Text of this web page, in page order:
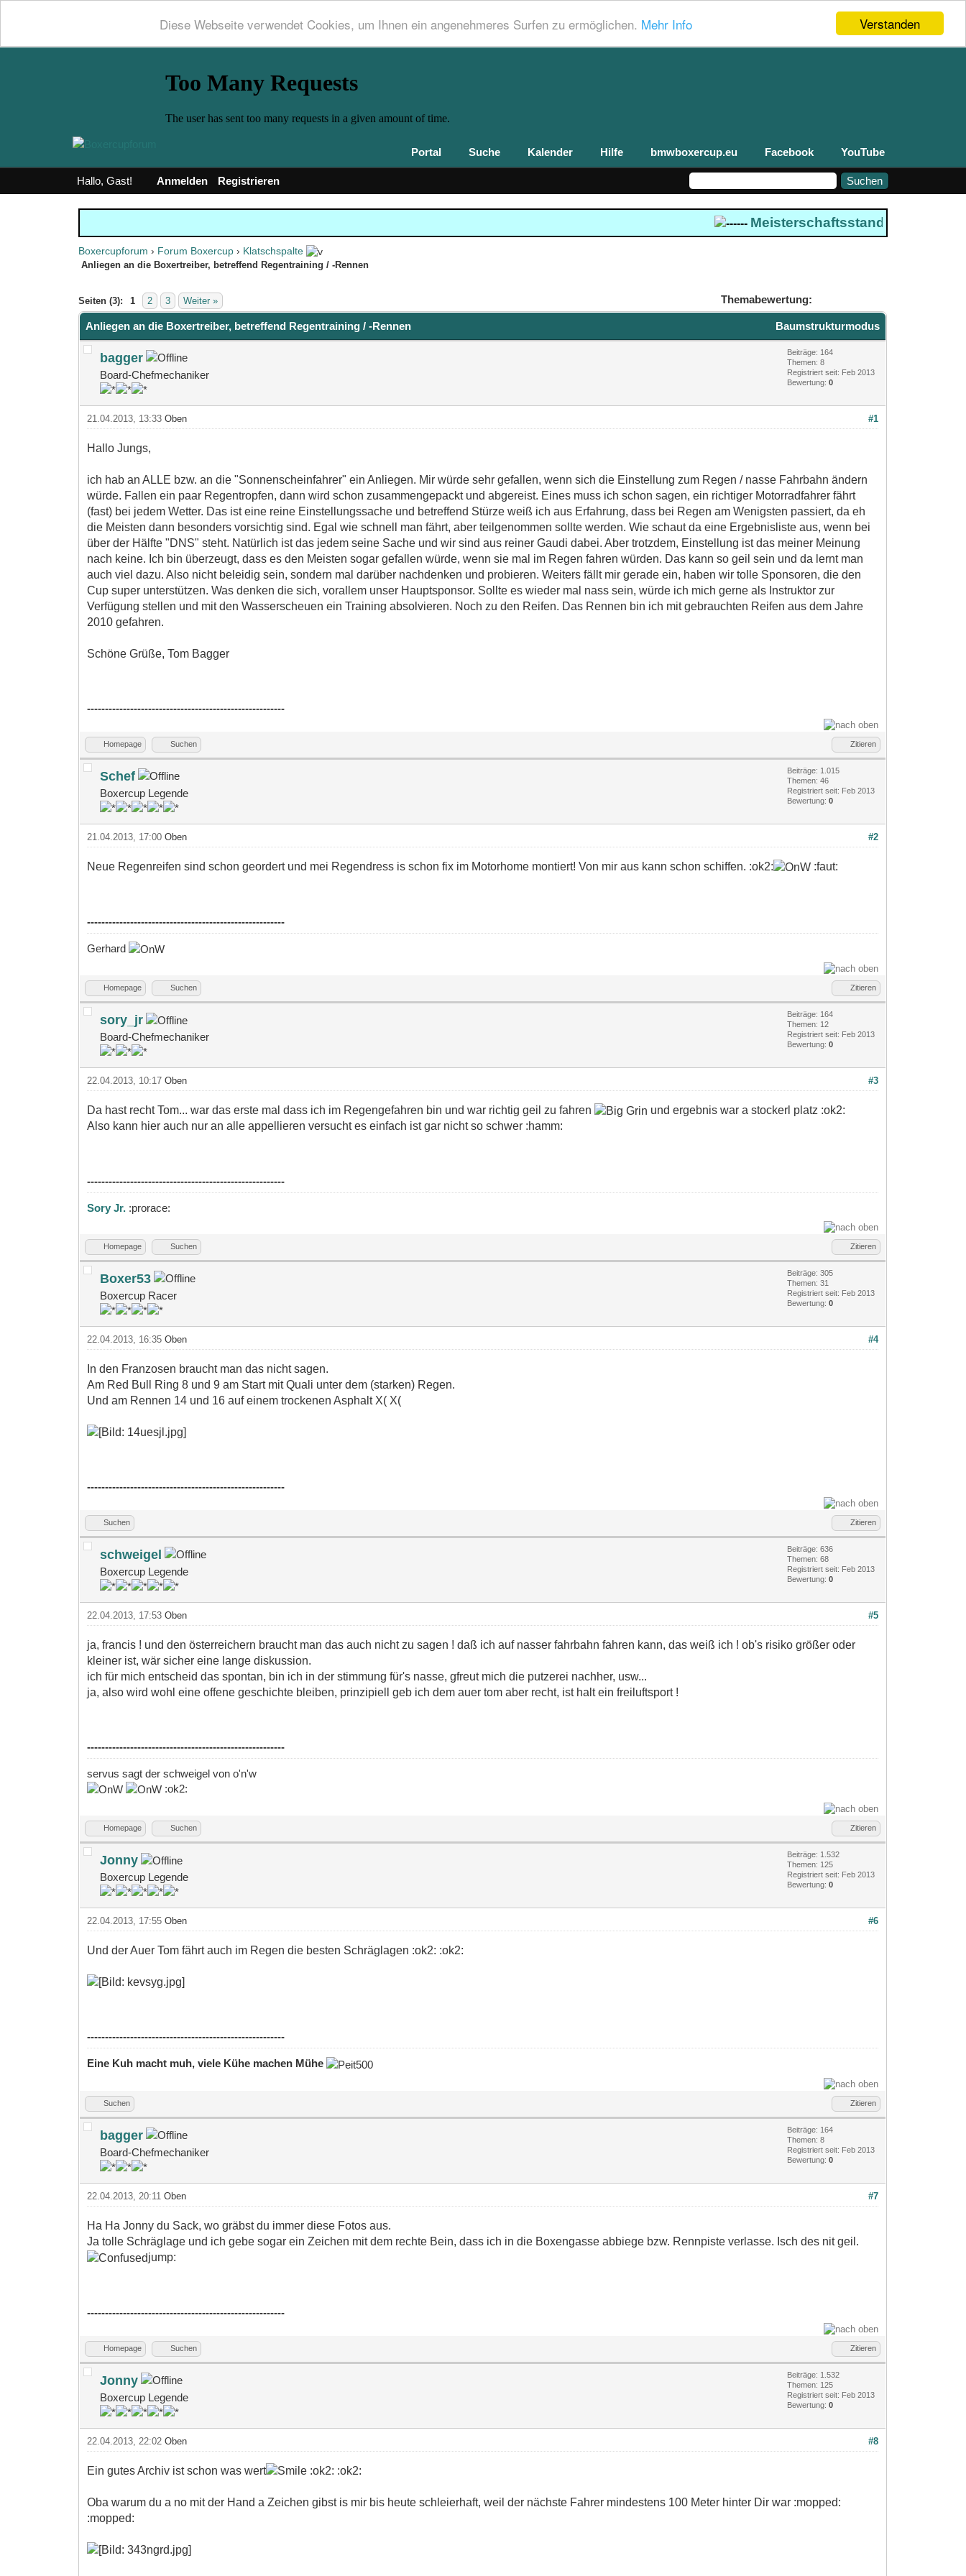
Verstanden
Diese Webseite verwendet Cookies, um Ihnen ein angenehmeres Surfen zu ermöglichen. Mehr Info
Portal Suche Kalender Hilfe bmwboxercup.eu Facebook YouTube
Hallo, Gast! Anmelden Registrieren
------Meisterschaftsstand 2026
Boxercupforum › Forum Boxercup › Klatschspalte
Anliegen an die Boxertreiber, betreffend Regentraining / -Rennen
Seiten (3): 1 2 3 Weiter » Themabewertung:
0 Bewertung(en) - 0 im Durchschnitt
1
2
3
4
5
Baumstrukturmodus
Anliegen an die Boxertreiber, betreffend Regentraining / -Rennen
bagger
Board-Chefmechaniker
Beiträge: 164
Themen: 8
Registriert seit: Feb 2013
Bewertung:0
#1
21.04.2013, 13:33Oben
Hallo Jungs,
ich hab an ALLE bzw. an die "Sonnenscheinfahrer" ein Anliegen. Mir würde sehr gefallen, wenn sich die Einstellung zum Regen / nasse Fahrbahn ändern
würde. Fallen ein paar Regentropfen, dann wird schon zusammengepackt und abgereist. Eines muss ich schon sagen, ein richtiger Motorradfahrer fährt
(fast) bei jedem Wetter. Das ist eine reine Einstellungssache und betreffend Stürze weiß ich aus Erfahrung, dass bei Regen am Wenigsten passiert, da eh
die Meisten dann besonders vorsichtig sind. Egal wie schnell man fährt, aber teilgenommen sollte werden. Wie schaut da eine Ergebnisliste aus, wenn bei
über der Hälfte "DNS" steht. Natürlich ist das jedem seine Sache und wir sind aus reiner Gaudi dabei. Aber trotzdem, Einstellung ist das meiner Meinung
nach keine. Ich bin überzeugt, dass es den Meisten sogar gefallen würde, wenn sie mal im Regen fahren würden. Das kann so geil sein und da lernt man
auch viel dazu. Also nicht beleidig sein, sondern mal darüber nachdenken und probieren. Weiters fällt mir gerade ein, haben wir tolle Sponsoren, die den
Cup super unterstützen. Was denken die sich, vorallem unser Hauptsponsor. Sollte es wieder mal nass sein, würde ich mich gerne als Instruktor zur
Verfügung stellen und mit den Wasserscheuen ein Training absolvieren. Noch zu den Reifen. Das Rennen bin ich mit gebrauchten Reifen aus dem Jahre
2010 gefahren.
Schöne Grüße, Tom Bagger
-------------------------------------------------------
Homepage Suchen Zitieren
Schef
Boxercup Legende
Beiträge: 1.015
Themen: 46
Registriert seit: Feb 2013
Bewertung:0
#2
21.04.2013, 17:00Oben
Neue Regenreifen sind schon geordert und mei Regendress is schon fix im Motorhome montiert! Von mir aus kann schon schiffen. :ok2: :faut:
-------------------------------------------------------
Gerhard
Homepage Suchen Zitieren
sory_jr
Board-Chefmechaniker
Beiträge: 164
Themen: 12
Registriert seit: Feb 2013
Bewertung:0
#3
22.04.2013, 10:17Oben
Da hast recht Tom... war das erste mal dass ich im Regengefahren bin und war richtig geil zu fahren
und ergebnis war a stockerl platz :ok2:
Also kann hier auch nur an alle appellieren versucht es einfach ist gar nicht so schwer :hamm:
-------------------------------------------------------
Sory Jr. :prorace:
Homepage Suchen Zitieren
Boxer53
Boxercup Racer
Beiträge: 305
Themen: 31
Registriert seit: Feb 2013
Bewertung:0
#4
22.04.2013, 16:35Oben
In den Franzosen braucht man das nicht sagen.
Am Red Bull Ring 8 und 9 am Start mit Quali unter dem (starken) Regen.
Und am Rennen 14 und 16 auf einem trockenen Asphalt X( X(
-------------------------------------------------------
Suchen Zitieren
schweigel
Boxercup Legende
Beiträge: 636
Themen: 68
Registriert seit: Feb 2013
Bewertung:0
#5
22.04.2013, 17:53Oben
ja, francis ! und den österreichern braucht man das auch nicht zu sagen ! daß ich auf nasser fahrbahn fahren kann, das weiß ich ! ob's risiko größer oder
kleiner ist, wär sicher eine lange diskussion.
ich für mich entscheid das spontan, bin ich in der stimmung für's nasse, gfreut mich die putzerei nachher, usw...
ja, also wird wohl eine offene geschichte bleiben, prinzipiell geb ich dem auer tom aber recht, ist halt ein freiluftsport !
-------------------------------------------------------
servus sagt der schweigel von o'n'w
:ok2:
Homepage Suchen Zitieren
Jonny
Boxercup Legende
Beiträge: 1.532
Themen: 125
Registriert seit: Feb 2013
Bewertung:0
#6
22.04.2013, 17:55Oben
Und der Auer Tom fährt auch im Regen die besten Schräglagen :ok2: :ok2:
-------------------------------------------------------
Eine Kuh macht muh, viele Kühe machen Mühe
Suchen Zitieren
bagger
Board-Chefmechaniker
Beiträge: 164
Themen: 8
Registriert seit: Feb 2013
Bewertung:0
#7
22.04.2013, 20:11Oben
Ha Ha Jonny du Sack, wo gräbst du immer diese Fotos aus.
Ja tolle Schräglage und ich gebe sogar ein Zeichen mit dem rechte Bein, dass ich in die Boxengasse abbiege bzw. Rennpiste verlasse. Isch des nit geil.
jump:
-------------------------------------------------------
Homepage Suchen Zitieren
Jonny
Boxercup Legende
Beiträge: 1.532
Themen: 125
Registriert seit: Feb 2013
Bewertung:0
#8
22.04.2013, 22:02Oben
Ein gutes Archiv ist schon was wert :ok2: :ok2:
Oba warum du a no mit der Hand a Zeichen gibst is mir bis heute schleierhaft, weil der nächste Fahrer mindestens 100 Meter hinter Dir war :mopped:
:mopped: